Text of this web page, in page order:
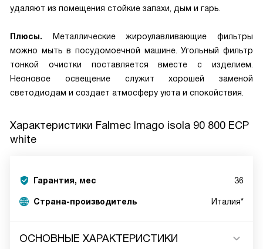
удаляют из помещения стойкие запахи, дым и гарь.
Плюсы. Металлические жироулавливающие фильтры
можно мыть в посудомоечной машине. Угольный фильтр
тонкой очистки поставляется вместе с изделием.
Неоновое освещение служит хорошей заменой
светодиодам и создает атмосферу уюта и спокойствия.
Характеристики Falmec Imago isola 90 800 ECP
white
Гарантия, мес 36
Страна-производитель Италия*
ОСНОВНЫЕ ХАРАКТЕРИСТИКИ